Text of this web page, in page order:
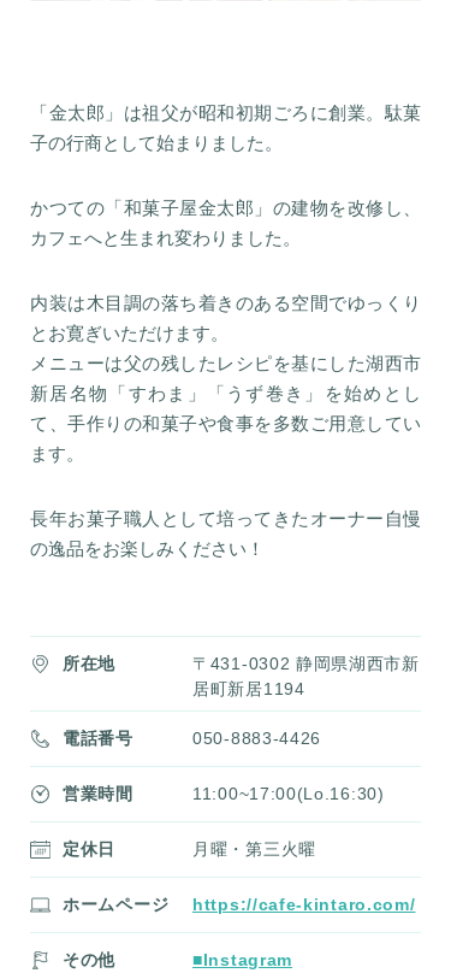
「金太郎」は祖父が昭和初期ごろに創業。駄菓
子の行商として始まりました。
かつての「和菓子屋金太郎」の建物を改修し、
カフェへと生まれ変わりました。
内装は木目調の落ち着きのある空間でゆっくり
とお寛ぎいただけます。
メニューは父の残したレシピを基にした湖西市
新居名物「すわま」「うず巻き」を始めとし
て、手作りの和菓子や食事を多数ご用意してい
ます。
長年お菓子職人として培ってきたオーナー自慢
の逸品をお楽しみください！
所在地
〒431-0302 静岡県湖西市新
居町新居1194
電話番号 050-8883-4426
営業時間 11:00~17:00(Lo.16:30)
定休日 月曜・第三火曜
ホームページ https://cafe-kintaro.com/
その他 ■Instagram